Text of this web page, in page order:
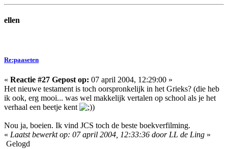
ellen
Re:paaseten
« Reactie #27 Gepost op: 07 april 2004, 12:29:00 »
Het nieuwe testament is toch oorspronkelijk in het Grieks? (die heb
ik ook, erg mooi... was wel makkelijk vertalen op school als je het
verhaal een beetje kent
)
Nou ja, boeien. Ik vind JCS toch de beste boekverfilming.
« Laatst bewerkt op: 07 april 2004, 12:33:36 door LL de Ling »
Gelogd